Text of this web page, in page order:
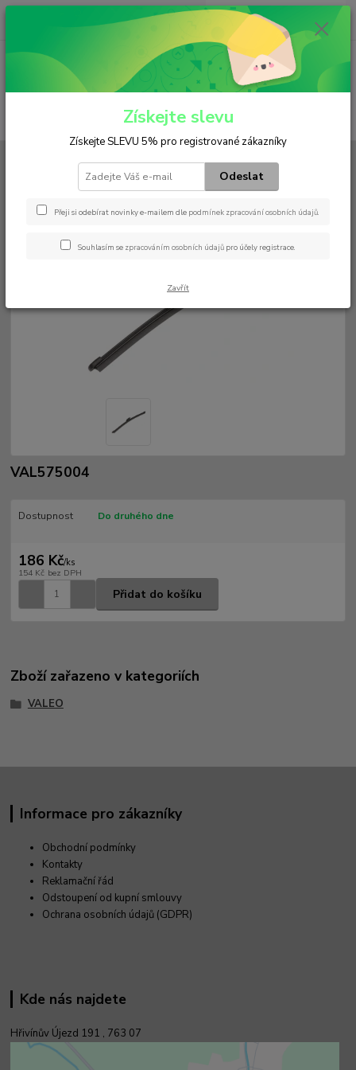
(Po-Pá, 6:30-15 hod.)
ks
0 Kč
Valeo 475mm
VAL575004
Dostupnost Do druhého dne
186 Kč/ks
154 Kč bez DPH
Přidat do košíku
Zboží zařazeno v kategoriích
VALEO
Informace pro zákazníky
Obchodní podmínky
Kontakty
Reklamační řád
Odstoupení od kupní smlouvy
Ochrana osobních údajů (GDPR)
Kde nás najdete
Hřivínův Újezd 191 , 763 07
Získejte slevu
Získejte SLEVU 5% pro registrované zákazníky
Odeslat
Přeji si odebírat novinky e-mailem dle podmínek zpracování osobních údajů.
Souhlasím se zpracováním osobních údajů pro účely registrace.
Zavřít